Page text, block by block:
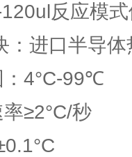
反应模式
进口半导体
4°C-99℃
≥2°C/秒